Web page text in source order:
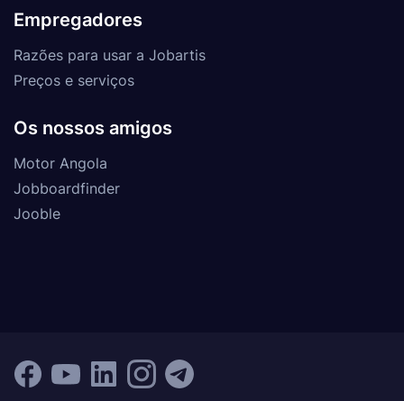
Empregadores
Razões para usar a Jobartis
Preços e serviços
Os nossos amigos
Motor Angola
Jobboardfinder
Jooble